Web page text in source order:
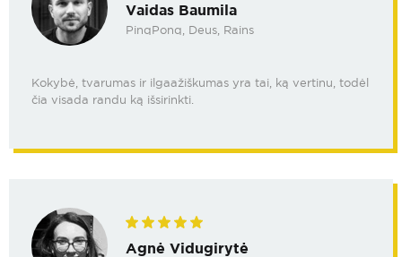
Vaidas Baumila
PinqPonq, Deus, Rains
Kokybė, tvarumas ir ilgaažiškumas yra tai, ką vertinu, todėl
čia visada randu ką išsirinkti.
Agnė Vidugirytė